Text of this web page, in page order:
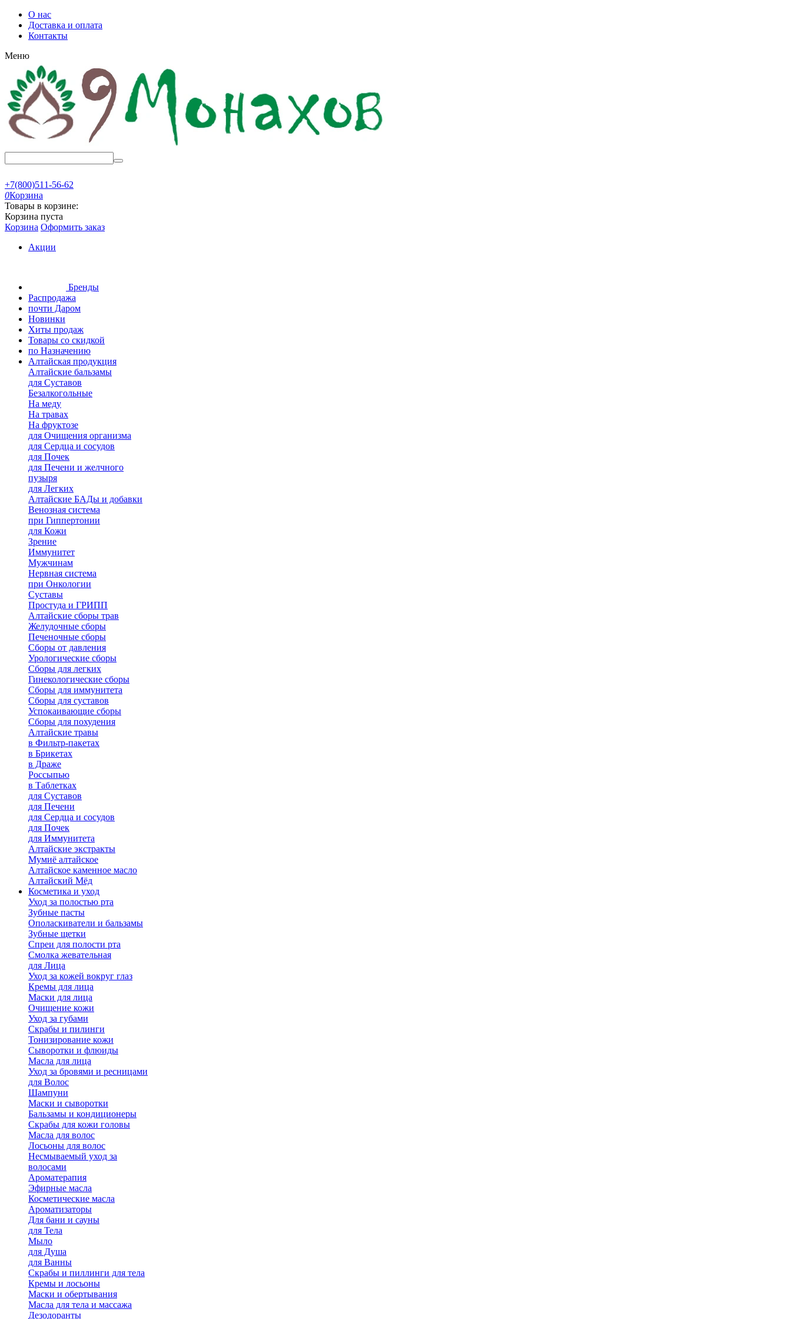
О нас
Доставка и оплата
Контакты
Меню
+7(800)511-56-62
0Корзина
Товары в корзине:
Корзина пуста
Корзина Оформить заказ
Акции
Бренды
Распродажа
почти Даром
Новинки
Хиты продаж
Товары со скидкой
по Назначению
Алтайская продукция
Алтайские бальзамы
для Суставов
Безалкогольные
На меду
На травах
На фруктозе
для Очищения организма
для Сердца и сосудов
для Почек
для Печени и желчного
пузыря
для Легких
Алтайские БАДы и добавки
Венозная система
при Гиппертонии
для Кожи
Зрение
Иммунитет
Мужчинам
Нервная система
при Онкологии
Суставы
Простуда и ГРИПП
Алтайские сборы трав
Желудочные сборы
Печеночные сборы
Сборы от давления
Урологические сборы
Сборы для легких
Гинекологические сборы
Сборы для иммунитета
Сборы для суставов
Успокаивающие сборы
Сборы для похудения
Алтайские травы
в Фильтр-пакетах
в Брикетах
в Драже
Россыпью
в Таблетках
для Cуставов
для Печени
для Сердца и сосудов
для Почек
для Иммунитета
Алтайские экстракты
Мумиё алтайское
Алтайское каменное масло
Алтайский Мёд
Косметика и уход
Уход за полостью рта
Зубные пасты
Ополаскиватели и бальзамы
Зубные щетки
Спреи для полости рта
Смолка жевательная
для Лица
Уход за кожей вокруг глаз
Кремы для лица
Маски для лица
Очищение кожи
Уход за губами
Скрабы и пилинги
Тонизирование кожи
Сыворотки и флюиды
Масла для лица
Уход за бровями и ресницами
для Волос
Шампуни
Маски и сыворотки
Бальзамы и кондиционеры
Скрабы для кожи головы
Масла для волос
Лосьоны для волос
Несмываемый уход за
волосами
Ароматерапия
Эфирные масла
Косметические масла
Ароматизаторы
Для бани и сауны
для Тела
Мыло
для Душа
для Ванны
Скрабы и пиллинги для тела
Кремы и лосьоны
Маски и обертывания
Масла для тела и массажа
Дезодоранты